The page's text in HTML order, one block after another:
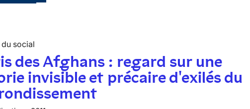
social
des Afghans : regard sur une
invisible et précaire d'exilés du